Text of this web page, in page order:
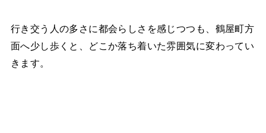
行き交う人の多さに都会らしさを感じつつも、鶴屋町方
面へ少し歩くと、どこか落ち着いた雰囲気に変わってい
きます。